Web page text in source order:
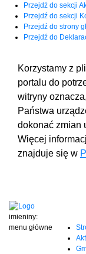
Przejdź do sekcji
Przejdź do sekcji
Przejdź do strony
Przejdź do
Korzystamy z
portalu do
witryny
Państwa
dokonać zmian
Więcej
znajduje się w
imieniny:
menu główne